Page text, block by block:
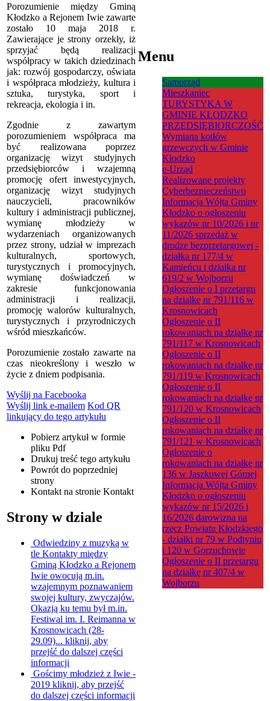
Porozumienie między Gminą
Kłodzko a Rejonem Iwie zawarte
zostało 10 maja 2018 r.
Zawierające je strony orzekły, iż
sprzyjać będą realizacji
współpracy w takich dziedzinach
jak: rozwój gospodarczy, oświata
i współpraca młodzieży, kultura i
sztuka, turystyka, sport i
rekreacja, ekologia i in.
Zgodnie z zawartym
porozumieniem współpraca ma
być realizowana poprzez
organizację wizyt studyjnych
przedsiębiorców i wzajemną
promocję ofert inwestycyjnych,
organizację wizyt studyjnych
nauczycieli, pracowników
kultury i administracji publicznej,
wymianę młodzieży w
wydarzeniach organizowanych
przez strony, udział w imprezach
kulturalnych, sportowych,
turystycznych i promocyjnych,
wymianę doświadczeń w
zakresie funkcjonowania
administracji i realizacji,
promocję walorów kulturalnych,
turystycznych i przyrodniczych
wśród mieszkańców.
Porozumienie zostało zawarte na
czas nieokreślony i weszło w
życie z dniem podpisania.
Wyślij na Facebooka
Wyślij link e-mailem Kod QR
linkujący do tego artykułu
Pobierz artykuł w formie
pliku Pdf
Drukuj treść tego artykułu
Powrót do poprzedniej
strony
Kontakt na stronie Kontakt
Strony w dziale
Odwiedziny z muzyką w
tle Kontakty między
Gminą Kłodzko a Rejonem
Iwie owocują m.in.
wzajemnym poznawaniem
swojej kultury, zwyczajów.
Okazją ku temu był m.in.
Festiwal im. I. Reimanna w
Krosnowicach (28-
29.09)... kliknij, aby
przejść do dalszej części
informacji
Gościmy młodzież z Iwie -
2019 kliknij, aby przejść
do dalszej części informacji
Menu
Samorząd
Mieszkaniec
TURYSTYKA W
GMINIE KŁODZKO
PRZEDSIĘBIORCZOŚĆ
Wymiana kotłów
grzewczych w Gminie
Kłodzko
e-Urząd
Realizowane projekty
Cyberbezpieczeństwo
Informacja Wójta Gminy
Kłodzko o ogłoszeniu
wykazów nr 10/2026 i nr
11/2026 sprzedaż w
drodze bezprzetargowej -
działka nr 177/4 w
Kamieńcu i działka nr
619/2 w Wojborzu
Ogłoszenie o I przetargu
na działkę nr 791/116 w
Krosnowicach
Ogłoszenie o II
rokowaniach na działkę nr
791/117 w Krosnowicach
Ogłoszenie o II
rokowaniach na działkę nr
791/119 w Krosnowicach
Ogłoszenie o II
rokowaniach na działkę nr
791/120 w Krosnowicach
Ogłoszenie o II
rokowaniach na działkę nr
791/121 w Krosnowicach
Ogłoszenie o
rokowaniach na działkę nr
136 w Jaszkowej Górnej
Informacja Wójta Gminy
Kłodzko o ogłoszeniu
wykazów nr 15/2026 i
16/2026 darowizna na
rzecz Powiatu Kłodzkiego
- działki nr 79 w Podtyniu
i 120 w Gorzuchowie
Ogłoszenie o II przetargu
na działkę nr 407/4 w
Wojborzu